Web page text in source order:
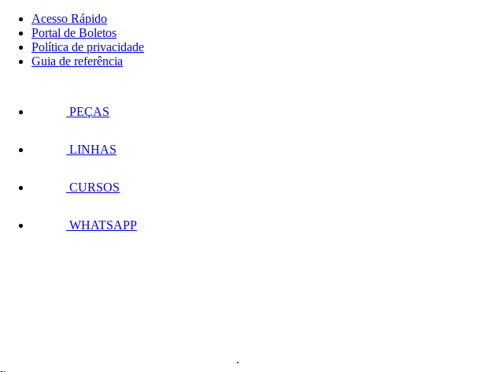
Acesso Rápido
Portal de Boletos
Política de privacidade
Guia de referência
PEÇAS
LINHAS
CURSOS
WHATSAPP
.